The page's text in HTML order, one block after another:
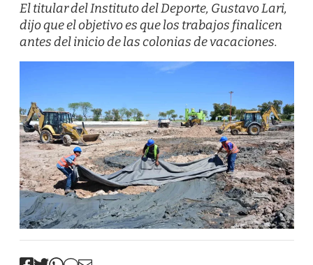
El titular del Instituto del Deporte, Gustavo Lari,
dijo que el objetivo es que los trabajos finalicen
antes del inicio de las colonias de vacaciones.